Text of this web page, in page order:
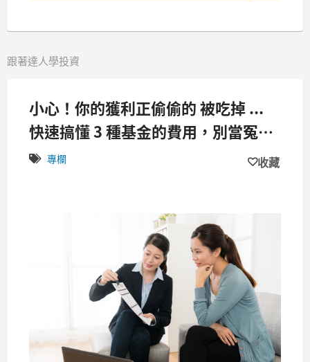
跟著達人學投資
小心！你的獲利正偷偷的 被吃掉 ...
快速搞懂 3 種基金的費用，別當冤大
頭 專欄 收藏